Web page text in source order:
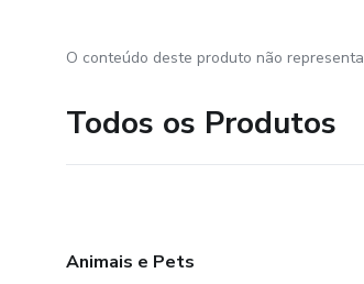
O conteúdo deste produto não
Todos os Produtos
Animais e Pets